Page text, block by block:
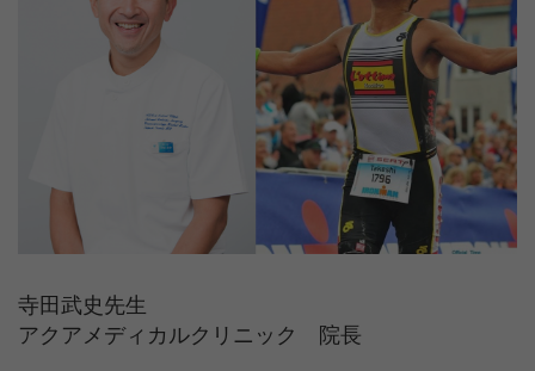
寺田武史先生
アクアメディカルクリニック 院長